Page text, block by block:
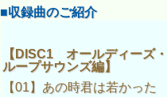
■収録曲のご紹介
【DISC1 オールディーズ
ループサウンズ編】
【01】あの時君は若かった